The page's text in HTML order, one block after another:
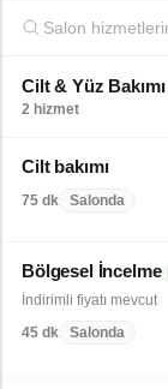
Cilt & Yüz Bakımı
2 hizmet
Cilt bakımı
75 dk Salonda
Bölgesel İncelme
İndirimli fiyatı mevcut
45 dk
Salonda